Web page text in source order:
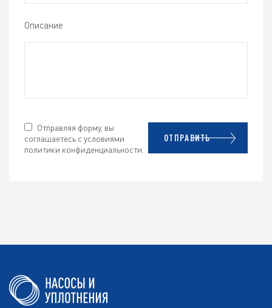
Описание
ОТПРАВИТЬ
Отправляя форму, вы
соглашаетесь с условиями
политики конфиденциальности